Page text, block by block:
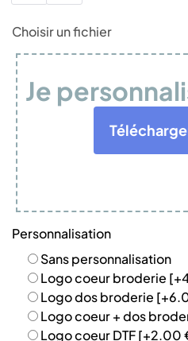
Choisir un fichier
Je
Personnalisation
Sans personnalisation
Logo coeur broderie
Logo dos broderie
Logo coeur + dos
Logo coeur DTF[+2.00